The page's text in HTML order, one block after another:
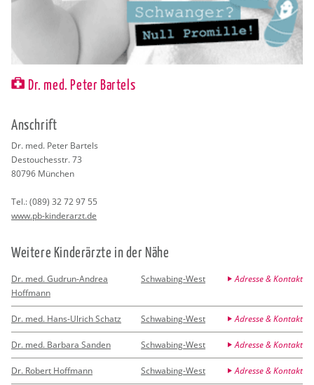
Dr. med. Peter Bartels
An­schrift
Dr. med. Peter Bar­tels
Des­tou­ch­esstr. 73
80796 Mün­chen
Tel.:(089) 32 72 97 55
www.​pb-​kinderarzt.​de
Wei­te­re Kin­der­ärz­te in der Nähe
Dr. med. Gudrun-Andrea
Hoffmann
Schwabing-West Adresse & Kontakt
Dr. med. Hans-Ulrich Schatz Schwabing-West Adresse & Kontakt
Dr. med. Barbara Sanden Schwabing-West Adresse & Kontakt
Dr. Robert Hoffmann Schwabing-West Adresse & Kontakt